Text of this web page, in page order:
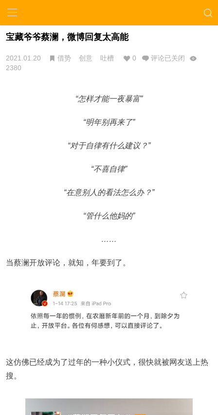
宝藏爷爷蔡澜，微博回复太高能
2021.01.20 借势 创意 吐槽 0
评论已关闭
2380
“怎样才能一夜暴富”
“明年别再来了”
“对于自律有什么建议？”
“不喜自律”
“在意别人的看法怎么办？”
“管什么他妈的”
……
当蔡澜开放评论，就知，年要到了。
这仿佛已经成为了过年的一种小仪式，很快就被网友送上热
搜。